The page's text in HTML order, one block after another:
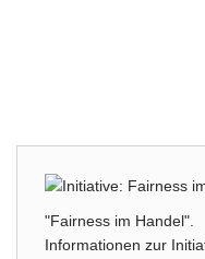
"Fairness im Handel".
Informationen zur